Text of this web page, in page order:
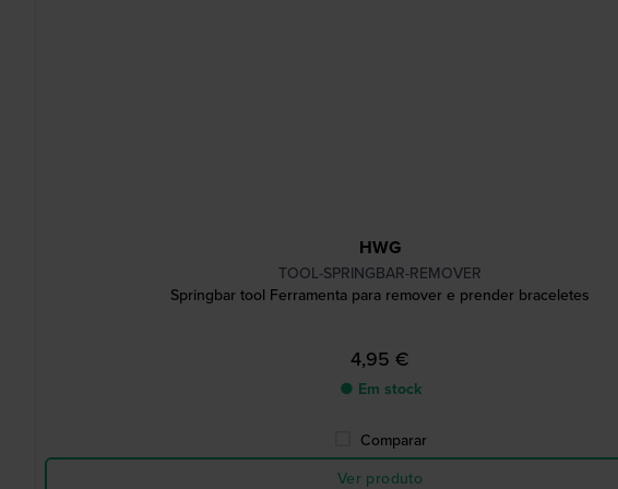
HWG
TOOL-SPRINGBAR-REMOVER
Springbar tool Ferramenta para remover e prender braceletes
4,95 €
● Em stock
Comparar
Ver produto